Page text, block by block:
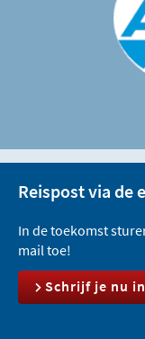
Reispost via de
In de toekomst
mail toe!
Schrijf je nu